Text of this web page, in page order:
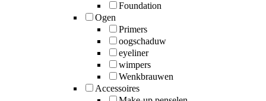
Foundation
Ogen
Primers
oogschaduw
eyeliner
wimpers
Wenkbrauwen
Accessoires